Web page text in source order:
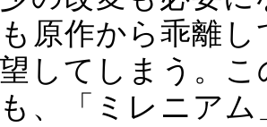
原作から乖離
してしまう。
、「ミレニア